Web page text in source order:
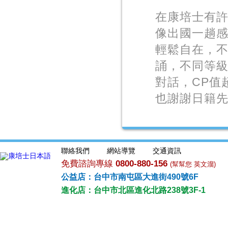
在康培士有
像出國一趟
輕鬆自在，
誦，不同等
對話，CP值
也謝謝日籍
聯絡我們 網站導覽 交通資訊
免費諮詢專線 0800-880-156 (幫幫您 英文溜)
公益店：台中市南屯區大進街490號6F
進化店：台中市北區進化北路238號3F-1